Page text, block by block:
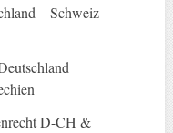
– Schweiz –
D-CH &